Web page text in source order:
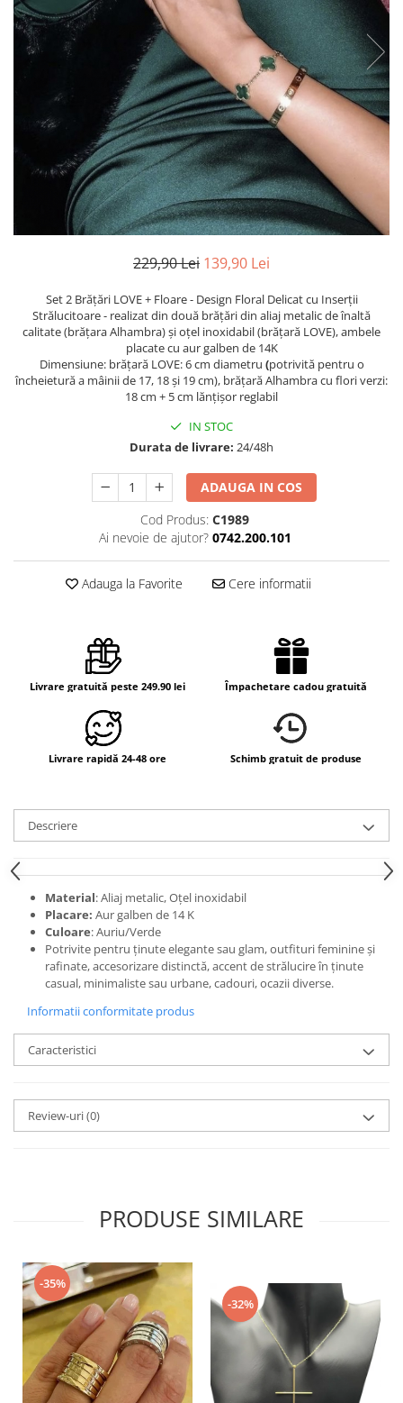
229,90 Lei 139,90 Lei
Set 2 Brățări LOVE + Floare - Design Floral Delicat cu Inserții
Strălucitoare - realizat din două brățări din aliaj metalic de înaltă
calitate (brățara Alhambra) și oțel inoxidabil (brățară LOVE), ambele
placate cu aur galben de 14K
Dimensiune: brățară LOVE: 6 cm diametru (potrivită pentru o
încheietură a mâinii de 17, 18 și 19 cm), brățară Alhambra cu flori verzi:
18 cm + 5 cm lănțișor reglabil
IN STOC
Durata de livrare: 24/48h
ADAUGA IN COS
Cod Produs: C1989
Ai nevoie de ajutor? 0742.200.101
Adauga la Favorite Cere informatii
Livrare gratuită peste 249.90 lei Împachetare cadou gratuită
Livrare rapidă 24-48 ore Schimb gratuit de produse
Descriere
Material: Aliaj metalic, Oțel inoxidabil
Placare: Aur galben de 14 K
Culoare: Auriu/Verde
Potrivite pentru ținute elegante sau glam, outfituri feminine și
rafinate, accesorizare distinctă, accent de strălucire în ținute
casual, minimaliste sau urbane, cadouri, ocazii diverse.
Informatii conformitate produs
Caracteristici
Review-uri(0)
PRODUSE SIMILARE
-35%
-32%